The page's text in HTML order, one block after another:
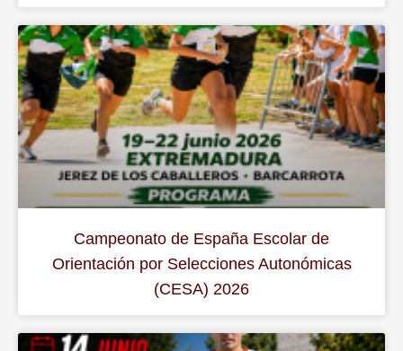
Campeonato de España Escolar de
Orientación por Selecciones Autonómicas
(CESA) 2026